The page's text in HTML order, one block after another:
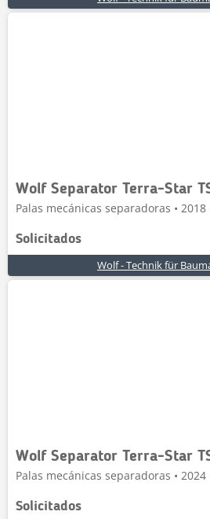
Wolf Separator Terra-Star
Palas mecánicas separadoras •
Solicitados
Wolf - Technik für
Wolf Separator Terra-Star
Palas mecánicas separadoras •
Solicitados